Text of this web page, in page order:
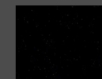
Sommerurlaub“